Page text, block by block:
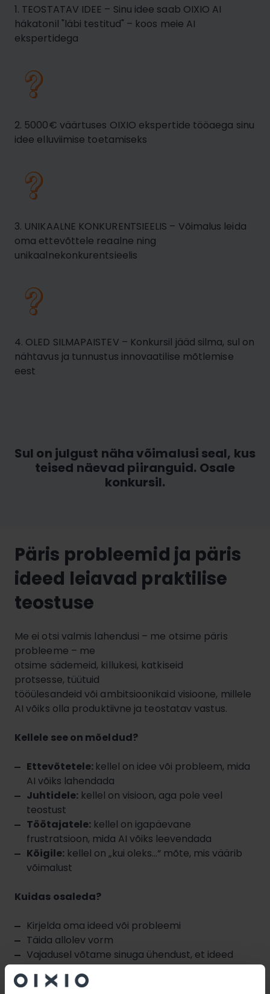
1. TEOSTATAV IDEE – Sinu idee saab OIXIO AI
häkatonil "läbi testitud" – koos meie AI
ekspertidega
2. 5000€ väärtuses OIXIO ekspertide tööaega sinu
idee elluviimise toetamiseks
3. UNIKAALNE KONKURENTSIEELIS – Võimalus leida
oma ettevõttele reaalne ning
unikaalnekonkurentsieelis
4. OLED SILMAPAISTEV – Konkursil jääd silma, sul on
nähtavus ja tunnustus innovaatilise mõtlemise
eest
Sul on julgust näha võimalusi seal, kus
teised näevad piiranguid. Osale
konkursil.
Päris probleemid ja päris
ideed leiavad praktilise
teostuse
Me ei otsi valmis lahendusi – me otsime päris
probleeme – me
otsime sädemeid, killukesi, katkiseid
protsesse, tüütuid
tööülesandeid või ambitsioonikaid visioone, millele
AI võiks olla produktiivne ja teostatav vastus.
Kellele see on mõeldud?
Ettevõtetele: kellel on idee või probleem, mida
AI võiks lahendada
Juhtidele: kellel on visioon, aga pole veel
teostust
Töötajatele: kellel on igapäevane
frustratsioon, mida AI võiks leevendada
Kõigile: kellel on „kui oleks…“ mõte, mis väärib
võimalust
Kuidas osaleda?
Kirjelda oma ideed või probleemi
Täida allolev vorm
Vajadusel võtame sinuga ühendust, et ideed
täpsustada